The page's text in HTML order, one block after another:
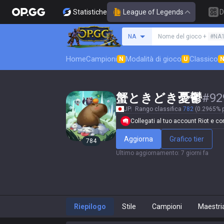
Statistiche League of Legends
NA
Cerca un evocatore
Nome del gioco +
HomeCampioni N Modalità di gioco U Classico N
784
蟹ときどき憂鬱#
JP Rango classifica 782 (0.2965%
Collegati al tuo account Riot e
Aggiorna Grafico tier
Ultimo aggiornamento: 7 giorni fa
Riepilogo Stile Campioni